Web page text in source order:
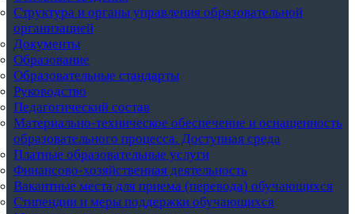
Структура и органы управления образовательной
организацией
Документы
Образование
Образовательные стандарты
Руководство
Педагогический состав
Материально-техническое обеспечение и оснащенность
образовательного процесса. Доступная среда
Платные образовательные услуги
Финансово-хозяйственная деятельность
Вакантные места для приема (перевода) обучающихся
Стипендии и меры поддержки обучающихся